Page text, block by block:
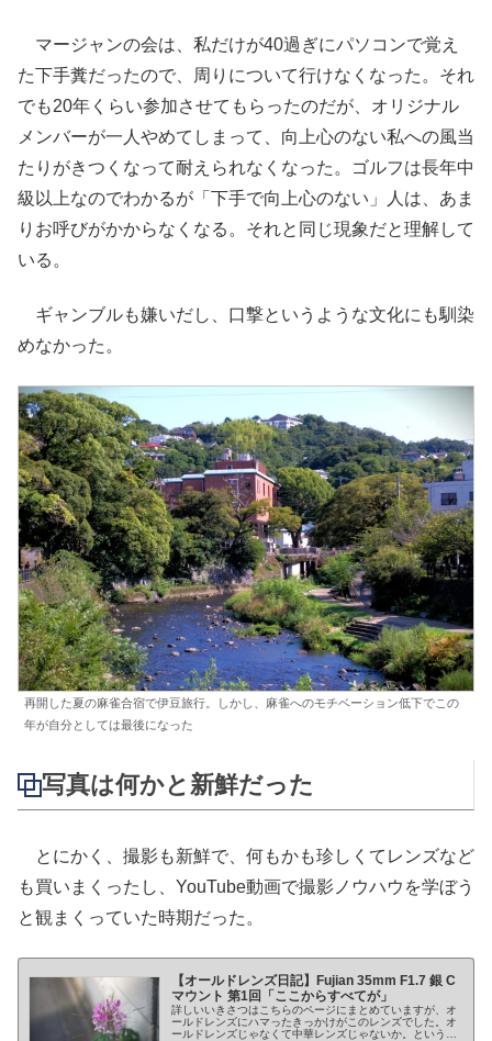
マージャンの会は、私だけが40過ぎにパソコンで覚え
た下手糞だったので、周りについて行けなくなった。それ
でも20年くらい参加させてもらったのだが、オリジナル
メンバーが一人やめてしまって、向上心のない私への風当
たりがきつくなって耐えられなくなった。ゴルフは長年中
級以上なのでわかるが「下手で向上心のない」人は、あま
りお呼びがかからなくなる。それと同じ現象だと理解して
いる。
ギャンブルも嫌いだし、口撃というような文化にも馴染
めなかった。
再開した夏の麻雀合宿で伊豆旅行。しかし、麻雀へのモチベーション低下でこの
年が自分としては最後になった
写真は何かと新鮮だった
とにかく、撮影も新鮮で、何もかも珍しくてレンズなど
も買いまくったし、YouTube動画で撮影ノウハウを学ぼう
と観まくっていた時期だった。
【オールドレンズ日記】Fujian 35mm F1.7 銀 C
マウント 第1回「ここからすべてが」
詳しいいきさつはこちらのページにまとめていますが、オ
ールドレンズにハマったきっかけがこのレンズでした。オ
ールドレンズじゃなくて中華レンズじゃないか。というご